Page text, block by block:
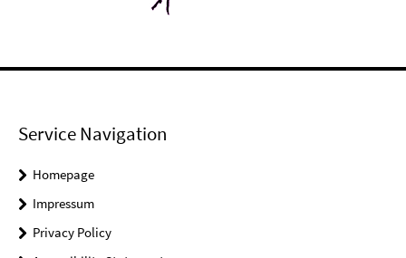
Service Navigation
Homepage
Impressum
Privacy Policy